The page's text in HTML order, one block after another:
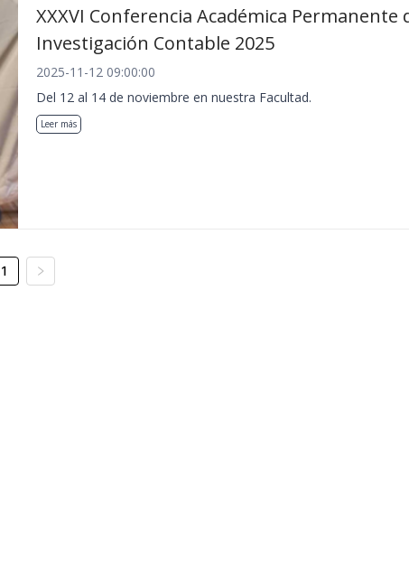
XXXVI Conferencia Académica Permanente
Investigación Contable 2025
2025-11-12 09:00:00
Del 12 al 14 de noviembre en nuestra Facultad.
Leer más
1